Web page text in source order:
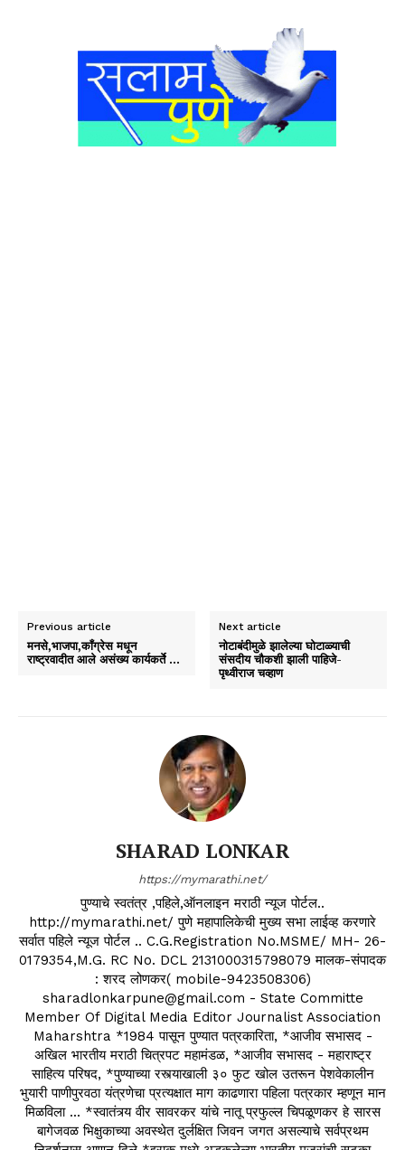
Previous article
मनसे,भाजपा,कॉंग्रेस मधून
राष्ट्रवादीत आले असंख्य कार्यकर्ते …
Next article
नोटाबंदीमुळे झालेल्या घोटाळ्याची
संसदीय चौकशी झाली पाहिजे-
पृथ्वीराज चव्हाण
SHARAD LONKAR
https://mymarathi.net/
पुण्याचे स्वतंत्र ,पहिले,ऑनलाइन मराठी न्यूज पोर्टल..
http://mymarathi.net/ पुणे महापालिकेची मुख्य सभा लाईव्ह करणारे
सर्वात पहिले न्यूज पोर्टल .. C.G.Registration No.MSME/ MH- 26-
0179354,M.G. RC No. DCL 2131000315798079 मालक-संपादक
: शरद लोणकर( mobile-9423508306)
sharadlonkarpune@gmail.com - State Committe
Member Of Digital Media Editor Journalist Association
Maharshtra *1984 पासून पुण्यात पत्रकारिता, *आजीव सभासद -
अखिल भारतीय मराठी चित्रपट महामंडळ, *आजीव सभासद - महाराष्ट्र
साहित्य परिषद, *पुण्याच्या रस्त्याखाली ३० फुट खोल उतरून पेशवेकालीन
भुयारी पाणीपुरवठा यंत्रणेचा प्रत्यक्षात माग काढणारा पहिला पत्रकार म्हणून मान
मिळविला ... *स्वातंत्र्य वीर सावरकर यांचे नातू प्रफुल्ल चिपळूणकर हे सारस
बागेजवळ भिक्षुकाच्या अवस्थेत दुर्लक्षित जिवन जगत असल्याचे सर्वप्रथम